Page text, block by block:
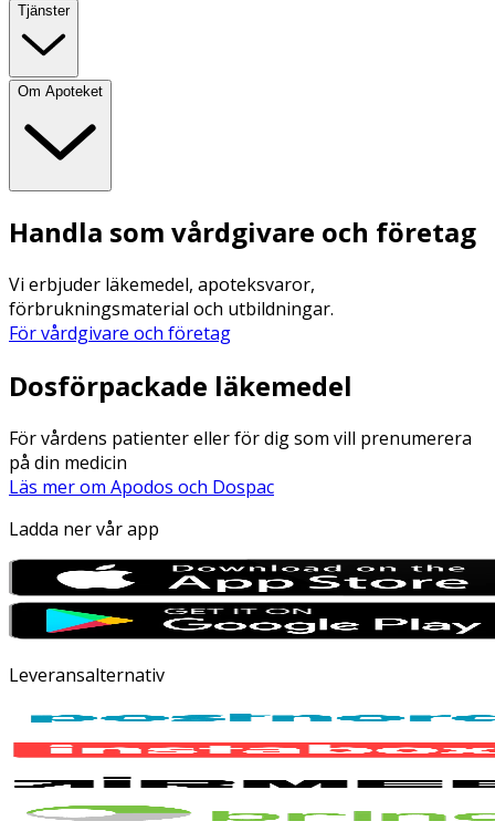
Tjänster
Om Apoteket
Handla som vårdgivare och företag
Vi erbjuder läkemedel, apoteksvaror,
förbrukningsmaterial och utbildningar.
För vårdgivare och företag
Dosförpackade läkemedel
För vårdens patienter eller för dig som vill prenumerera
på din medicin
Läs mer om Apodos och Dospac
Ladda ner vår app
Leveransalternativ